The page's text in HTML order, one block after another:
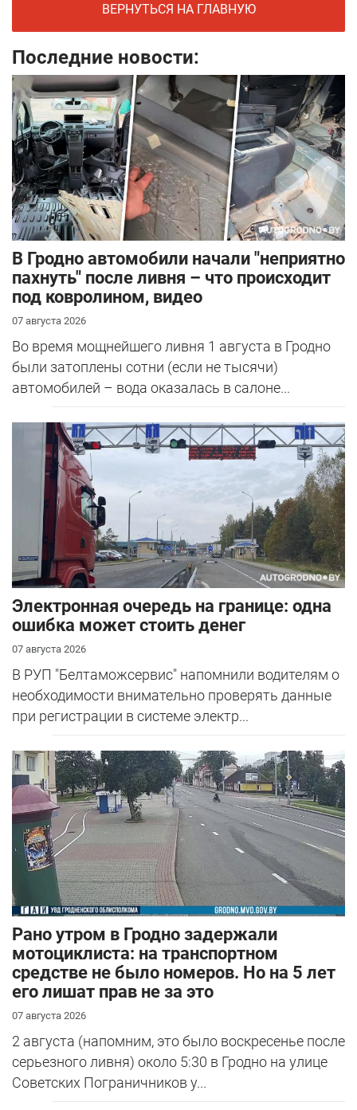
ВЕРНУТЬСЯ НА ГЛАВНУЮ
Последние новости:
В Гродно автомобили начали "неприятно
пахнуть" после ливня – что происходит
под ковролином, видео
07 августа 2026
Во время мощнейшего ливня 1 августа в Гродно
были затоплены сотни (если не тысячи)
автомобилей – вода оказалась в салоне...
Электронная очередь на границе: одна
ошибка может стоить денег
07 августа 2026
В РУП "Белтаможсервис" напомнили водителям о
необходимости внимательно проверять данные
при регистрации в системе электр...
Рано утром в Гродно задержали
мотоциклиста: на транспортном
средстве не было номеров. Но на 5 лет
его лишат прав не за это
07 августа 2026
2 августа (напомним, это было воскресенье после
серьезного ливня) около 5:30 в Гродно на улице
Советских Пограничников у...